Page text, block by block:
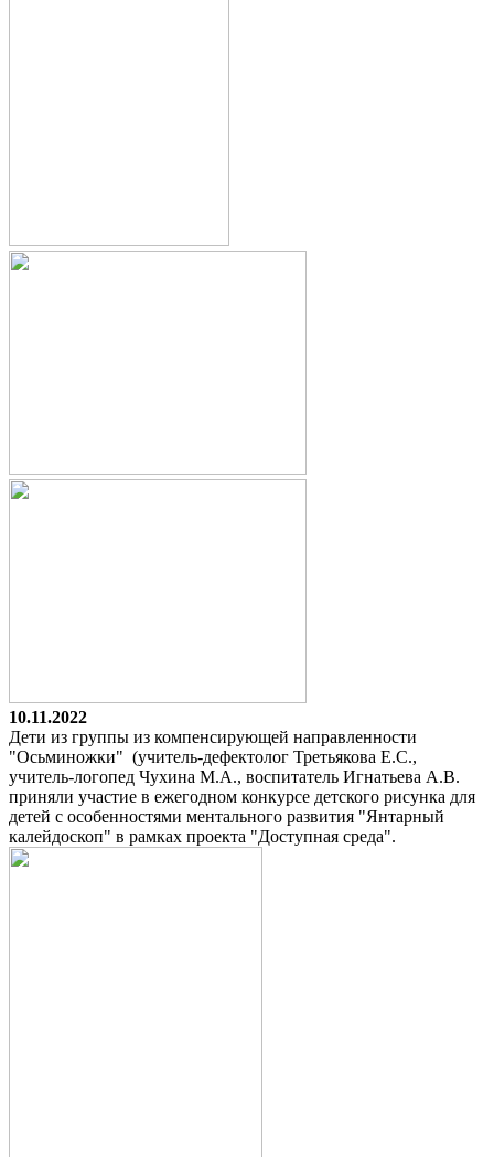
10.11.2022
Дети из группы из компенсирующей направленности
"Осьминожки" (учитель-дефектолог Третьякова Е.С.,
учитель-логопед Чухина М.А., воспитатель Игнатьева А.В.
приняли участие в ежегодном конкурсе детского рисунка для
детей с особенностями ментального развития "Янтарный
калейдоскоп" в рамках проекта "Доступная среда".